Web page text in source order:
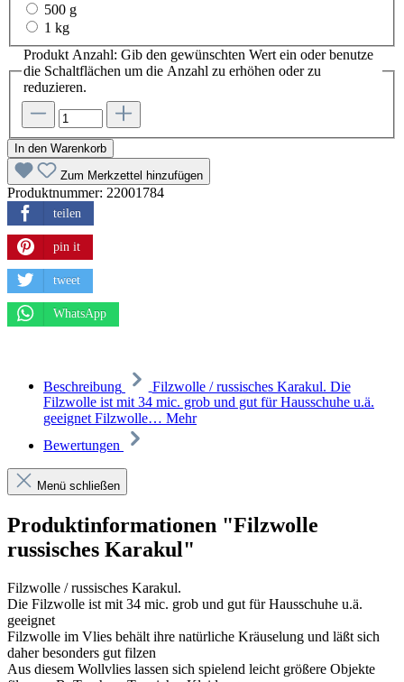
500 g
1 kg
Produkt Anzahl: Gib den gewünschten Wert ein oder benutze
die Schaltflächen um die Anzahl zu erhöhen oder zu
reduzieren.
In den Warenkorb
Zum Merkzettel hinzufügen
Produktnummer: 22001784
teilen
pin it
tweet
WhatsApp
Beschreibung
Filzwolle / russisches Karakul. Die
Filzwolle ist mit 34 mic. grob und gut für Hausschuhe u.ä.
geeignet Filzwolle… Mehr
Bewertungen
Menü schließen
Produktinformationen "Filzwolle
russisches Karakul"
Filzwolle / russisches Karakul.
Die Filzwolle ist mit 34 mic. grob und gut für Hausschuhe u.ä.
geeignet
Filzwolle im Vlies behält ihre natürliche Kräuselung und läßt sich
daher besonders gut filzen
Aus diesem Wollvlies lassen sich spielend leicht größere Objekte